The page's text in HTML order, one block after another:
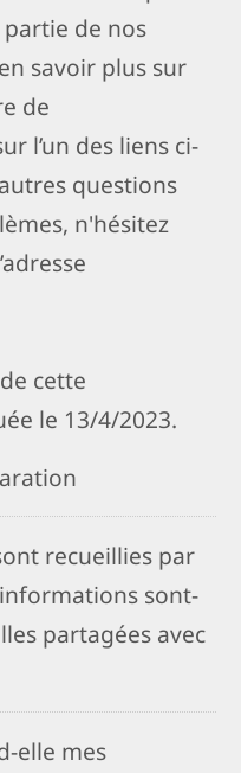
de nos
savoir plus sur
de
l’un des liens ci-
questions
n'hésitez
cette
le 13/4/2023.
recueillies par
sont-
partagées avec
elle mes